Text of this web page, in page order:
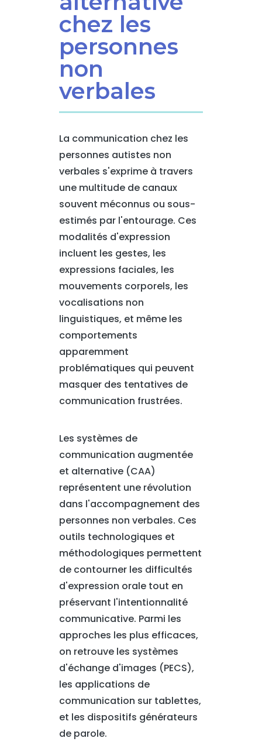
chez les
personnes
non
verbales
La communication chez les
personnes autistes non
verbales s'exprime à travers
une multitude de canaux
souvent méconnus ou sous-
estimés par l'entourage. Ces
modalités d'expression
incluent les gestes, les
expressions faciales, les
mouvements corporels, les
vocalisations non
linguistiques, et même les
comportements
apparemment
problématiques qui peuvent
masquer des tentatives de
communication frustrées.
Les systèmes de
communication augmentée
et alternative (CAA)
représentent une révolution
dans l'accompagnement des
personnes non verbales. Ces
outils technologiques et
méthodologiques permettent
de contourner les difficultés
d'expression orale tout en
préservant l'intentionnalité
communicative. Parmi les
approches les plus efficaces,
on retrouve les systèmes
d'échange d'images (PECS),
les applications de
communication sur tablettes,
et les dispositifs générateurs
de parole.